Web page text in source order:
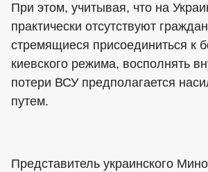
При этом, учитывая, что на
практически отсутствуют
стремящиеся присоединиться к
киевского режима, восполнять
потери ВСУ предполагается
путем.
Представитель украинского